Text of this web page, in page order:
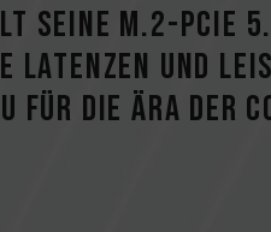
seine M.2-PCIe
Latenzen und
für die Ära der